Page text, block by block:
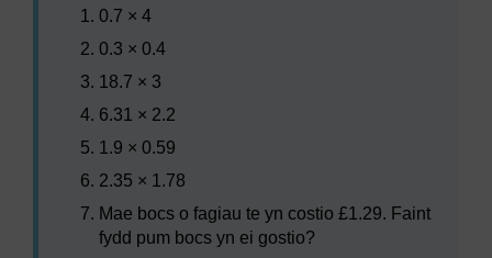
0.7 × 4
0.3 × 0.4
18.7 × 3
6.31 × 2.2
1.9 × 0.59
2.35 × 1.78
Mae bocs o fagiau te yn costio £1.29. Faint
fydd pum bocs yn ei gostio?